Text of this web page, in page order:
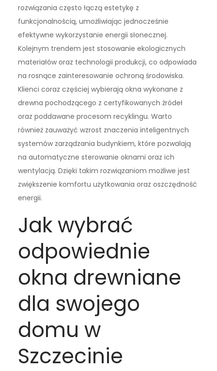
rozwiązania często łączą estetykę z
funkcjonalnością, umożliwiając jednocześnie
efektywne wykorzystanie energii słonecznej.
Kolejnym trendem jest stosowanie ekologicznych
materiałów oraz technologii produkcji, co odpowiada
na rosnące zainteresowanie ochroną środowiska.
Klienci coraz częściej wybierają okna wykonane z
drewna pochodzącego z certyfikowanych źródeł
oraz poddawane procesom recyklingu. Warto
również zauważyć wzrost znaczenia inteligentnych
systemów zarządzania budynkiem, które pozwalają
na automatyczne sterowanie oknami oraz ich
wentylacją. Dzięki takim rozwiązaniom możliwe jest
zwiększenie komfortu użytkowania oraz oszczędność
energii.
Jak wybrać
odpowiednie
okna drewniane
dla swojego
domu w
Szczecinie